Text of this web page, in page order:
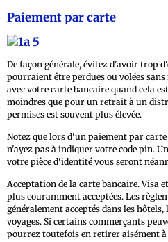
Paiement par carte
De façon générale, évitez d'avoir trop
pourraient être perdues ou volées
avec votre carte bancaire quand cela
moindres que pour un retrait à un
permises est souvent plus élevée.
Notez que lors d'un paiement par
n'ayez pas à indiquer votre code pin.
votre pièce d'identité vous seront
Acceptation de la carte bancaire. Visa
plus couramment acceptées. Les
généralement acceptés dans les hôtels,
voyages. Si certains commerçants
pourrez toutefois en retirer aisément